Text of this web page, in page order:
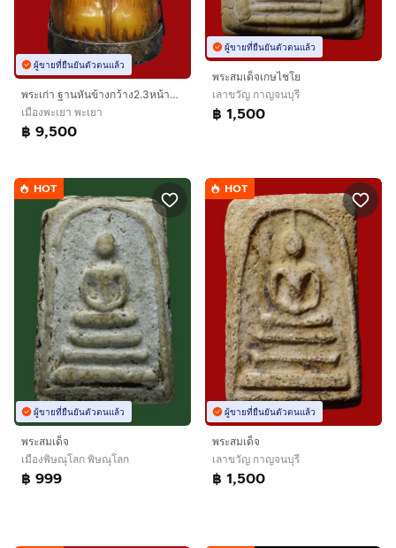
ผู้ขายที่ยืนยันตัวตนแล้ว
พระเก่า ฐานหันข้างกว้าง2.3หน้าตรงกว้าง1.7สูง3.5ซม BB 589
เมืองพะเยา พะเยา
฿ 9,500
ผู้ขายที่ยืนยันตัวตนแล้ว
พระสมเด็จเกษไชโย
เลาขวัญ กาญจนบุรี
฿ 1,500
HOT
ผู้ขายที่ยืนยันตัวตนแล้ว
พระสมเด็จ
เมืองพิษณุโลก พิษณุโลก
฿ 999
HOT
ผู้ขายที่ยืนยันตัวตนแล้ว
พระสมเด็จ
เลาขวัญ กาญจนบุรี
฿ 1,500